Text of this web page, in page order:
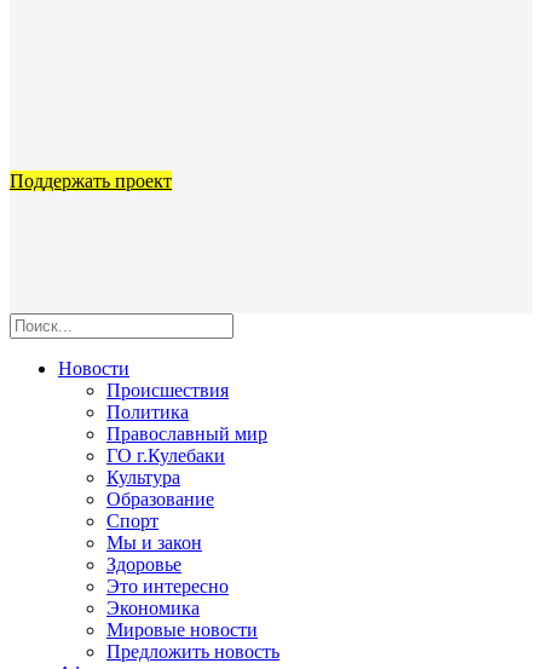
Поддержать проект
Новости
Происшествия
Политика
Православный мир
ГО г.Кулебаки
Культура
Образование
Спорт
Мы и закон
Здоровье
Это интересно
Экономика
Мировые новости
Предложить новость